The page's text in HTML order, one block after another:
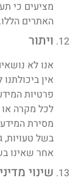
מציעים כי
האתרים הללו.
ויתור
אנו לא
אין
פרטיות
לכל מקרה
מסירת
בשל טעויות,
אחר שאינו
שינוי